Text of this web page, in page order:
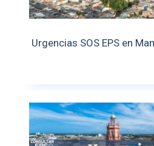
Urgencias SOS EPS en